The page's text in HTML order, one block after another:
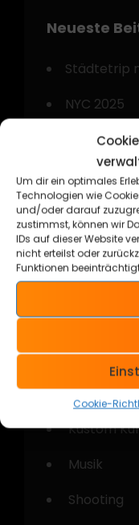
Um dir ein optimales
Technologien wie
und/oder darauf
zustimmst, können wir
IDs auf dieser Website
nicht erteilst oder
Funktionen
Cookie-
Neueste
Städtetrip
NYC 2025
Gyp`Sea
Kurztrip
Kategorien
Allgemein
Cars &
Kustom
Musik
Shooting